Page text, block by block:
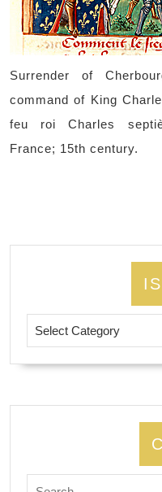
Surrender of
command of King
feu roi Charles
France; 15th century.